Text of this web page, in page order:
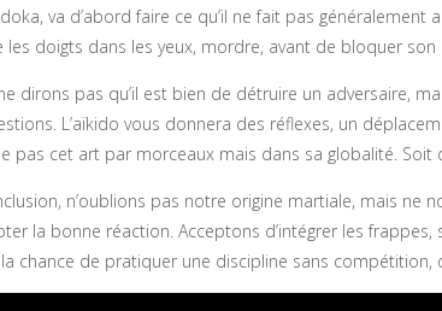
va d’abord faire ce qu’il ne fait pas
les doigts dans les yeux, mordre, avant de bloquer
dirons pas qu’il est bien de détruire un adversaire,
L’aïkido vous donnera des réflexes, un
pas cet art par morceaux mais dans sa globalité.
n’oublions pas notre origine martiale, mais ne
la bonne réaction. Acceptons d’intégrer les
chance de pratiquer une discipline sans